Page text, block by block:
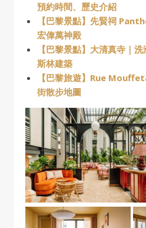
預約時間、歷史介紹
【巴黎景點】先賢祠
宏偉萬神殿
【巴黎景點】大清真寺｜
斯林建築
【巴黎旅遊】Rue
街散步地圖